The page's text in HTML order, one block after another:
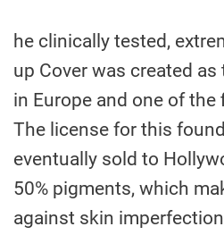
he clinically tested,
up Cover was created
in Europe and one of
The license for this
eventually sold to
50% pigments, which
against skin